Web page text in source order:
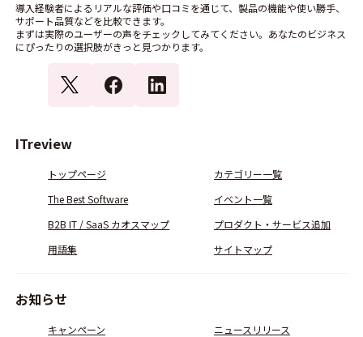
導入経験者によるリアルな評価や口コミを通じて、製品の機能や使い勝手、
サポート品質などを比較できます。
まずは実際のユーザーの声をチェックしてみてください。あなたのビジネス
にぴったりの選択肢がきっと見つかります。
ITreview
トップページ
カテゴリー一覧
The Best Software
イベント一覧
B2B IT / SaaS カオスマップ
プロダクト・サービス追加
用語集
サイトマップ
お知らせ
キャンペーン ニュースリリース